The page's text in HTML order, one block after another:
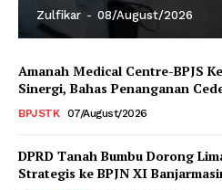
Zulfikar - 08/August/2026
Amanah Medical Centre-BPJS
Sinergi, Bahas Penanganan
BPJSTK 07/August/2026
DPRD Tanah Bumbu Dorong
Strategis ke BPJN XI